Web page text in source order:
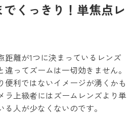
くっきり！単焦点レ
距離が1つに決まっているレンズ
ってズームは一切効きません。
便利ではないイメージが湧くかも
ラ上級者にはズームレンズより単
人が少なくないのです。